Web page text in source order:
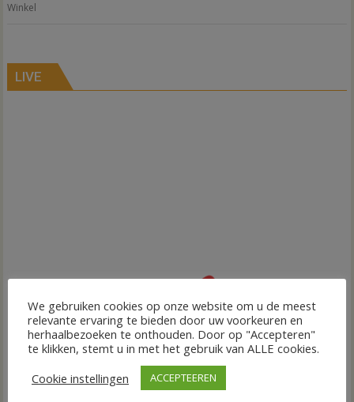
Winkel
LIVE
We gebruiken cookies op onze website om u de meest
relevante ervaring te bieden door uw voorkeuren en
herhaalbezoeken te onthouden. Door op "Accepteren"
te klikken, stemt u in met het gebruik van ALLE cookies.
Cookie instellingen
ACCEPTEEREN